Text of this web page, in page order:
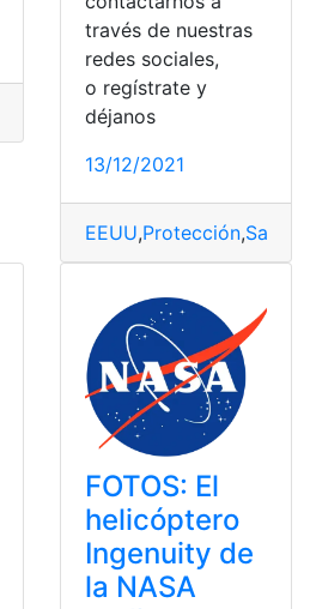
Requisitos,Vuelos
través de nuestras
redes sociales,
o regístrate y
déjanos
13/12/2021
EEUU,Protección,Salud
FOTOS: El
helicóptero
Ingenuity de
la NASA